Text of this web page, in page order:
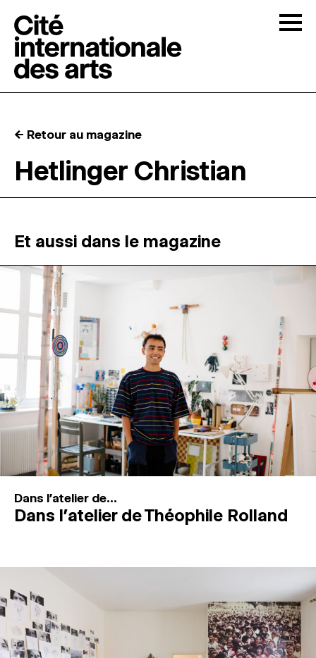
RÉSIDENCES ↓
ATELIERS OUVERTS
PROGRAMMATION
MAGAZINE
ESPACES DE PRATIQUE ARTISTIQUE ↓
Recherche
Connexion
← Retour au magazine
Hetlinger Christian
Et aussi dans le magazine
Dans l'atelier de...
Dans l’atelier de Théophile Rolland